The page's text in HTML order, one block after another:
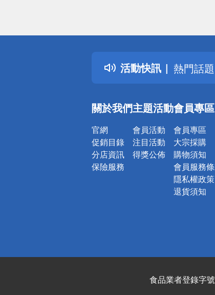
活動快訊
詐騙網
得獎公告
熱門話題
銀行優惠
詐騙網
關於我們
官網
促銷目錄
分店資訊
保險服務
主題活動
會員活動
注目活動
得獎公佈
會員專區
會員專區
大宗採購
購物須知
會員服務
隱私權政策
退貨須知
食品業者登錄字